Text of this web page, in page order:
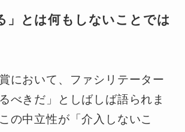
」とは何もしないことでは
において、ファシリテーター
べきだ」としばしば語られま
の中立性が「介入しないこ